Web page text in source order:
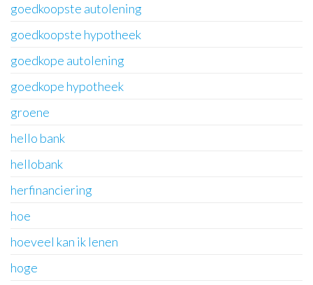
goedkoopste autolening
goedkoopste hypotheek
goedkope autolening
goedkope hypotheek
groene
hello bank
hellobank
herfinanciering
hoe
hoeveel kan ik lenen
hoge